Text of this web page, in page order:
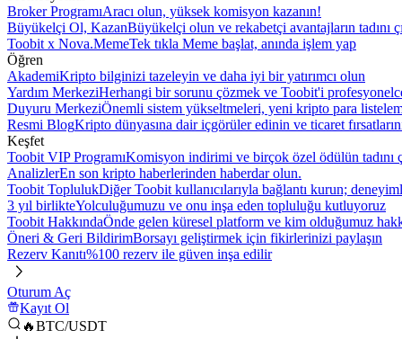
Broker ProgramıAracı olun, yüksek komisyon kazanın!
Büyükelçi Ol, KazanBüyükelçi olun ve rekabetçi avantajların tadını
Toobit x Nova.MemeTek tıkla Meme başlat, anında işlem yap
Öğren
AkademiKripto bilginizi tazeleyin ve daha iyi bir yatırımcı olun
Yardım MerkeziHerhangi bir sorunu çözmek ve Toobit'i
Duyuru MerkeziÖnemli sistem yükseltmeleri, yeni kripto para
Resmi BlogKripto dünyasına dair içgörüler edinin ve ticaret
Keşfet
Toobit VIP ProgramıKomisyon indirimi ve birçok özel ödülün tadını
AnalizlerEn son kripto haberlerinden haberdar olun.
Toobit ToplulukDiğer Toobit kullanıcılarıyla bağlantı kurun;
3 yıl birlikteYolculuğumuzu ve onu inşa eden topluluğu kutluyoruz
Toobit HakkındaÖnde gelen küresel platform ve kim olduğumuz
Öneri & Geri BildirimBorsayı geliştirmek için fikirlerinizi paylaşın
Rezerv Kanıtı%100 rezerv ile güven inşa edilir
Oturum Aç
Kayıt Ol
🔥BTC/USDT